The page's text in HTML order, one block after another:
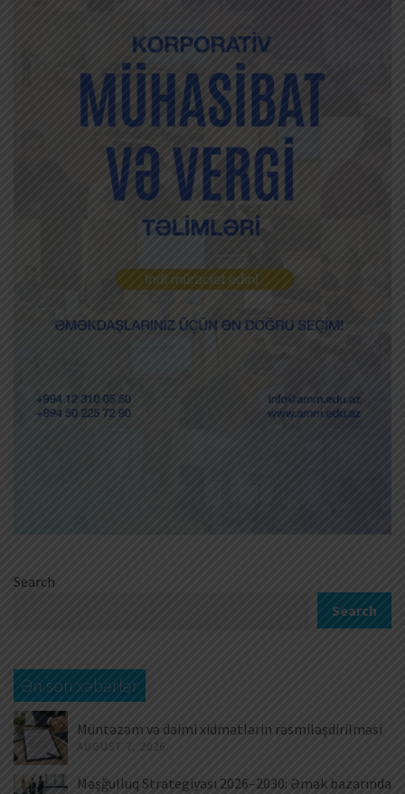
Search
Search
Ən son xəbərlər
Müntəzəm və daimi xidmətlərin rəsmiləşdirilməsi
AUGUST 7, 2026
Məşğulluq Strategiyası 2026–2030: Əmək bazarında